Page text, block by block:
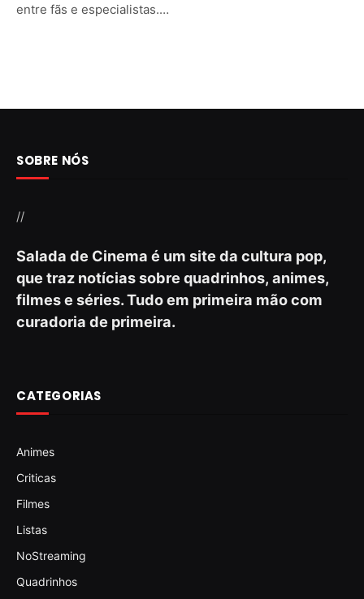
entre fãs e especialistas.…
SOBRE NÓS
//
Salada de Cinema é um site da cultura pop,
que traz notícias sobre quadrinhos, animes,
filmes e séries. Tudo em primeira mão com
curadoria de primeira.
CATEGORIAS
Animes
Criticas
Filmes
Listas
NoStreaming
Quadrinhos